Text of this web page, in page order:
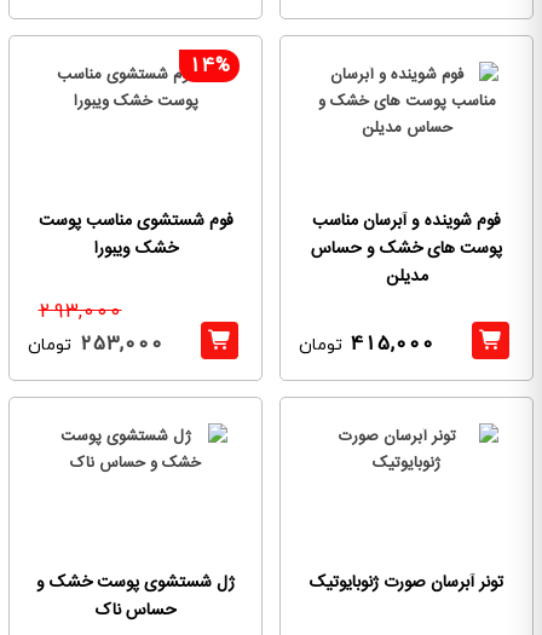
فوم شوینده و آبرسان مناسب
پوست های خشک و حساس
مدیلن
415,000 تومان
14%
فوم شستشوی مناسب پوست
خشک ویبورا
293,000
253,000 تومان
تونر آبرسان صورت ژنوبایوتیک
ژل شستشوی پوست خشک و
حساس ناک